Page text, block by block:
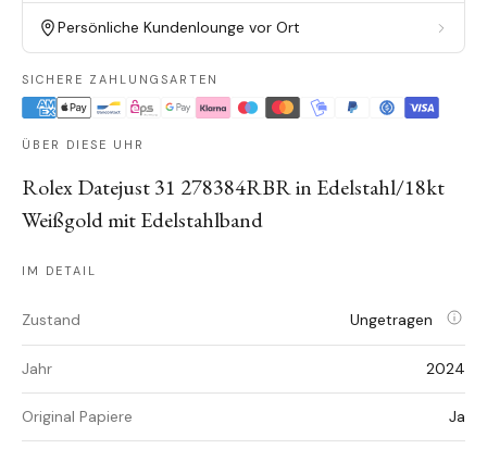
Persönliche Kundenlounge vor Ort
SICHERE ZAHLUNGSARTEN
ÜBER DIESE UHR
Rolex Datejust 31 278384RBR in Edelstahl/18kt
Weißgold mit Edelstahlband
IM DETAIL
Zustand Ungetragen
Jahr 2024
Original Papiere Ja